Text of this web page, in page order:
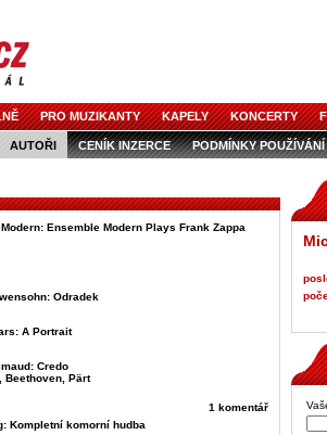
PRO MUZIKANTY KAPELY KONCERTY
AUTOŘI CENÍK INZERCE PODMÍNKY POUŽÍVÁNÍ
: Ensemble Modern Plays Frank Zappa
: Odradek
: A Portrait
: Credo
Beethoven, Pärt
1 komentář
: Kompletní komorní hudba